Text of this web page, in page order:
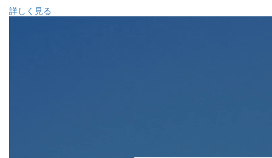
詳しく見る